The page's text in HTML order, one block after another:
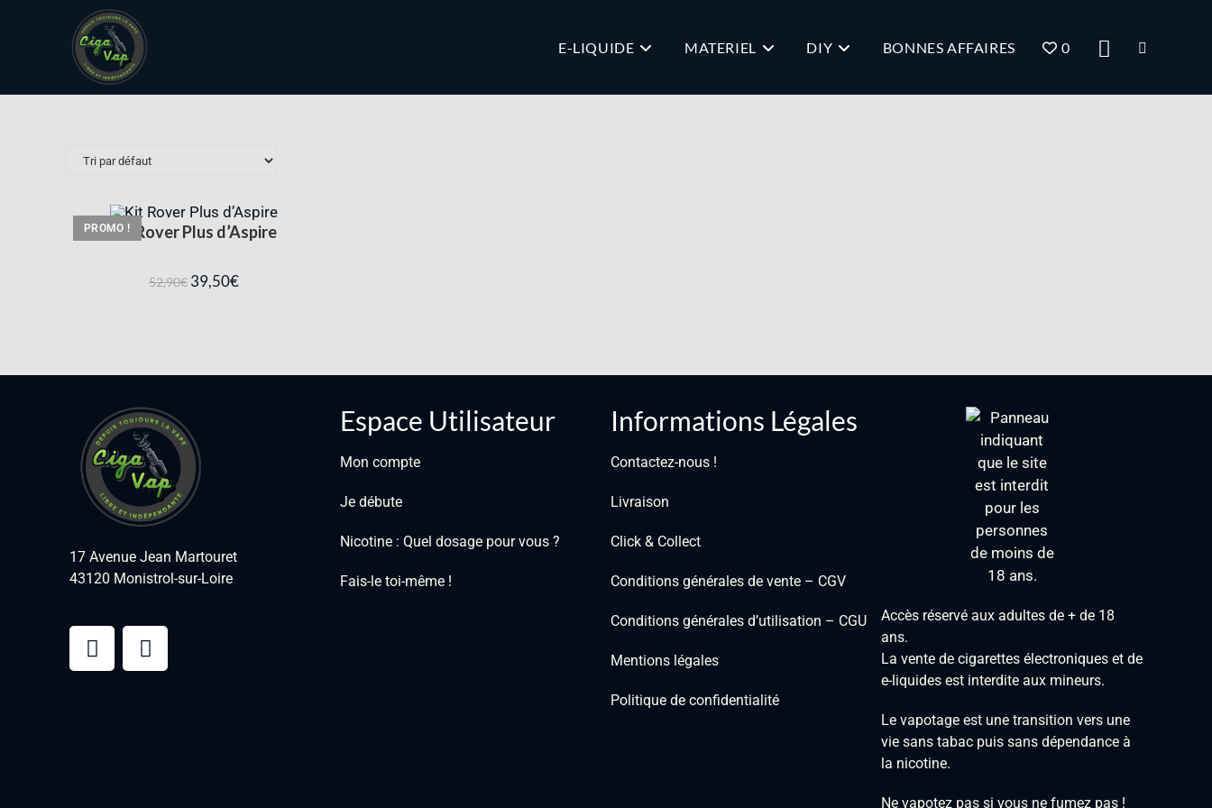
E-LIQUIDE MATERIEL DIY BONNES AFFAIRES 0
PROMO !Kit Rover Plus d’Aspire
52,90€ 39,50€
17 Avenue Jean Martouret
43120 Monistrol-sur-Loire
Espace Utilisateur
Mon compte
Je débute
Nicotine : Quel dosage pour vous ?
Fais-le toi-même !
Informations Légales
Contactez-nous !
Livraison
Click & Collect
Conditions générales de vente – CGV
Conditions générales d’utilisation – CGU
Mentions légales
Politique de confidentialité
Accès réservé aux adultes de + de 18
ans.
La vente de cigarettes électroniques et de
e-liquides est interdite aux mineurs.
Le vapotage est une transition vers une
vie sans tabac puis sans dépendance à
la nicotine.
Ne vapotez pas si vous ne fumez pas !